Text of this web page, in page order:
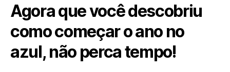
Agora que você descobriu
como começar o ano no
azul, não perca tempo!